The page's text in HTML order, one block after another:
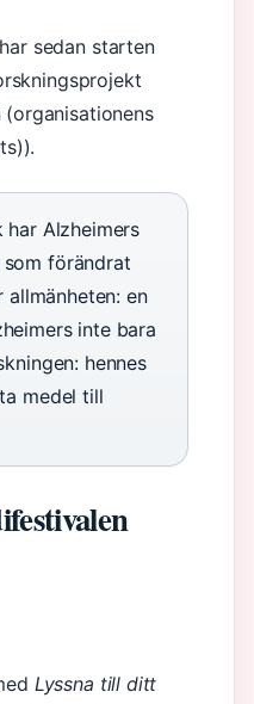
sedan starten
har Alzheimers
som förändrat
allmänheten: en
inte bara
hennes
medel till
Lyssna till ditt